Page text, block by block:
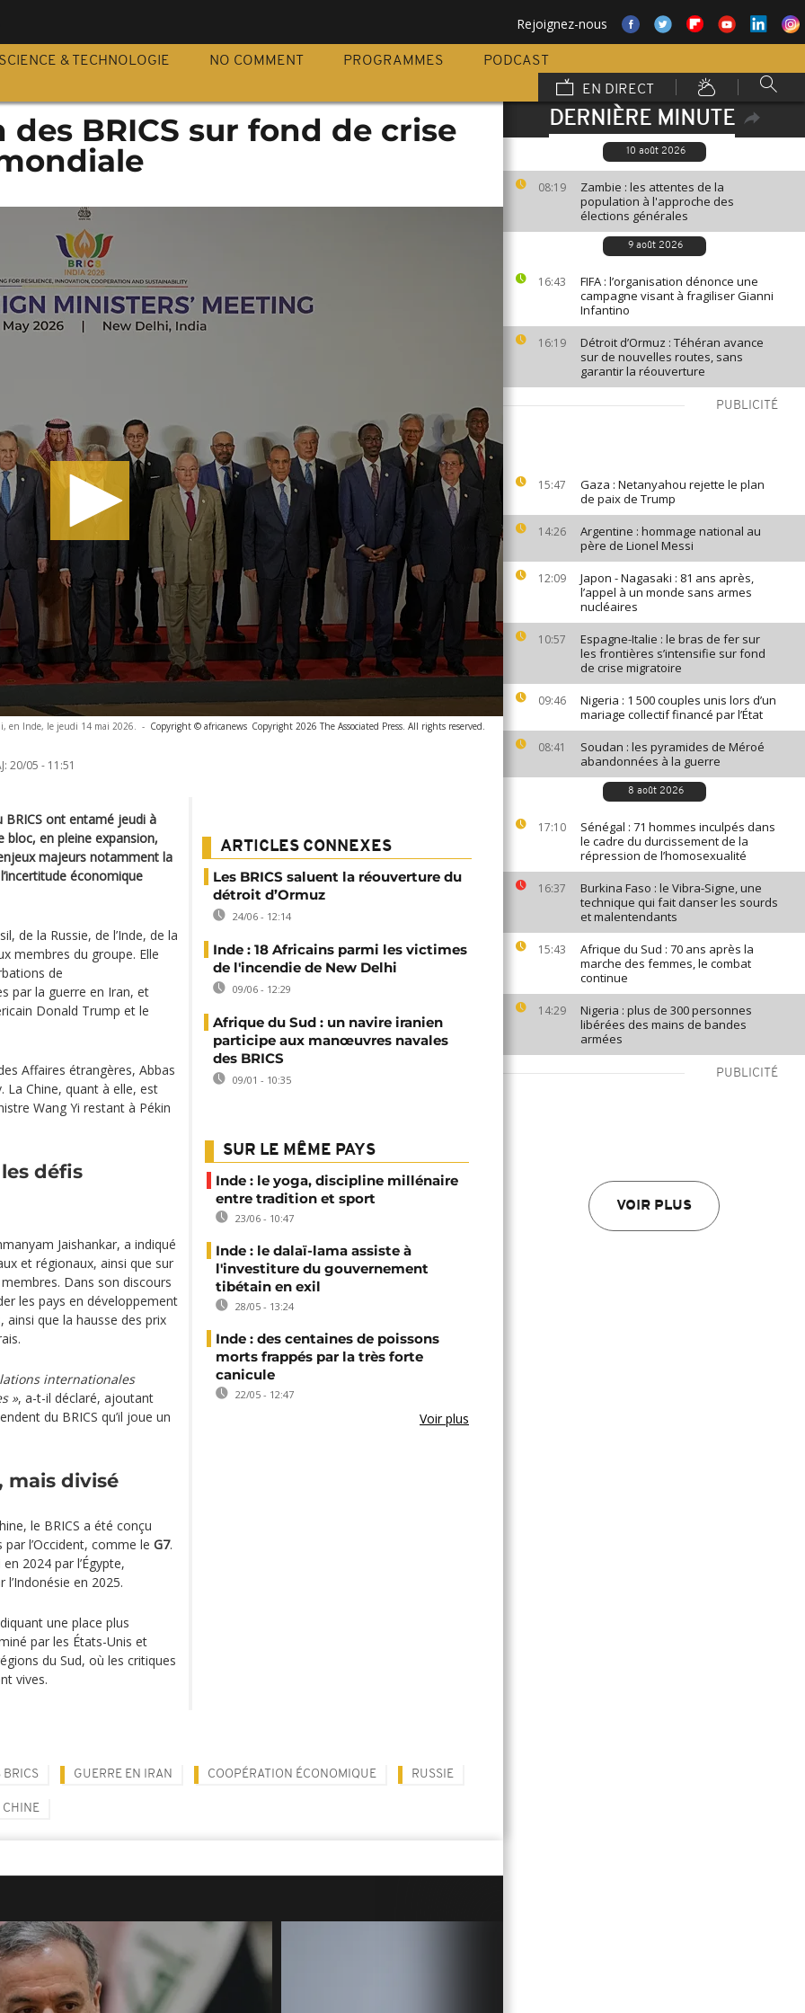
Rejoignez-nous
SCIENCE & TECHNOLOGIE NO COMMENT PROGRAMMES
PODCAST
EN DIRECT
DERNIÈRE MINUTE
10 août 2026
08:19
Zambie : les attentes de la
population à l'approche des
élections générales
9 août 2026
16:43
FIFA : l’organisation dénonce une
campagne visant à fragiliser Gianni
Infantino
16:19
Détroit d’Ormuz : Téhéran avance
sur de nouvelles routes, sans
garantir la réouverture
PUBLICITÉ
15:47
Gaza : Netanyahou rejette le plan
de paix de Trump
14:26
Argentine : hommage national au
père de Lionel Messi
12:09
Japon - Nagasaki : 81 ans après,
l’appel à un monde sans armes
nucléaires
10:57
Espagne-Italie : le bras de fer sur
les frontières s’intensifie sur fond
de crise migratoire
09:46
Nigeria : 1 500 couples unis lors d’un
mariage collectif financé par l’État
08:41
Soudan : les pyramides de Méroé
abandonnées à la guerre
8 août 2026
17:10
Sénégal : 71 hommes inculpés dans
le cadre du durcissement de la
répression de l’homosexualité
16:37
Burkina Faso : le Vibra-Signe, une
technique qui fait danser les sourds
et malentendants
15:43
Afrique du Sud : 70 ans après la
marche des femmes, le combat
continue
14:29
Nigeria : plus de 300 personnes
libérées des mains de bandes
armées
PUBLICITÉ
VOIR PLUS
BRICS sur fond de crise
en Inde, le jeudi 14 mai 2026. - Copyright © africanews Copyright 2026 The Associated Press. All rights reserved.
20/05 - 11:51
BRICS ont entamé jeudi à
bloc, en pleine expansion,
majeurs notamment la
économique
de la Russie, de l’Inde, de la
membres du groupe. Elle
de
par la guerre en Iran, et
Donald Trump et le
Affaires étrangères, Abbas
La Chine, quant à elle, est
Wang Yi restant à Pékin
défis
Jaishankar, a indiqué
et régionaux, ainsi que sur
Dans son discours
les pays en développement
que la hausse des prix
internationales
», a-t-il déclaré, ajoutant
du BRICS qu’il joue un
mais divisé
le BRICS a été conçu
l’Occident, comme le G7.
2024 par l’Égypte,
l’Indonésie en 2025.
une place plus
par les États-Unis et
du Sud, où les critiques
vives.
ARTICLES CONNEXES
Les BRICS saluent la réouverture du
détroit d’Ormuz
24/06 - 12:14
Inde : 18 Africains parmi les victimes
de l'incendie de New Delhi
09/06 - 12:29
Afrique du Sud : un navire iranien
participe aux manœuvres navales
des BRICS
09/01 - 10:35
SUR LE MÊME PAYS
Inde : le yoga, discipline millénaire
entre tradition et sport
23/06 - 10:47
Inde : le dalaï-lama assiste à
l'investiture du gouvernement
tibétain en exil
28/05 - 13:24
Inde : des centaines de poissons
morts frappés par la très forte
canicule
22/05 - 12:47
Voir plus
BRICS GUERRE EN IRAN COOPÉRATION ÉCONOMIQUE RUSSIE
CHINE